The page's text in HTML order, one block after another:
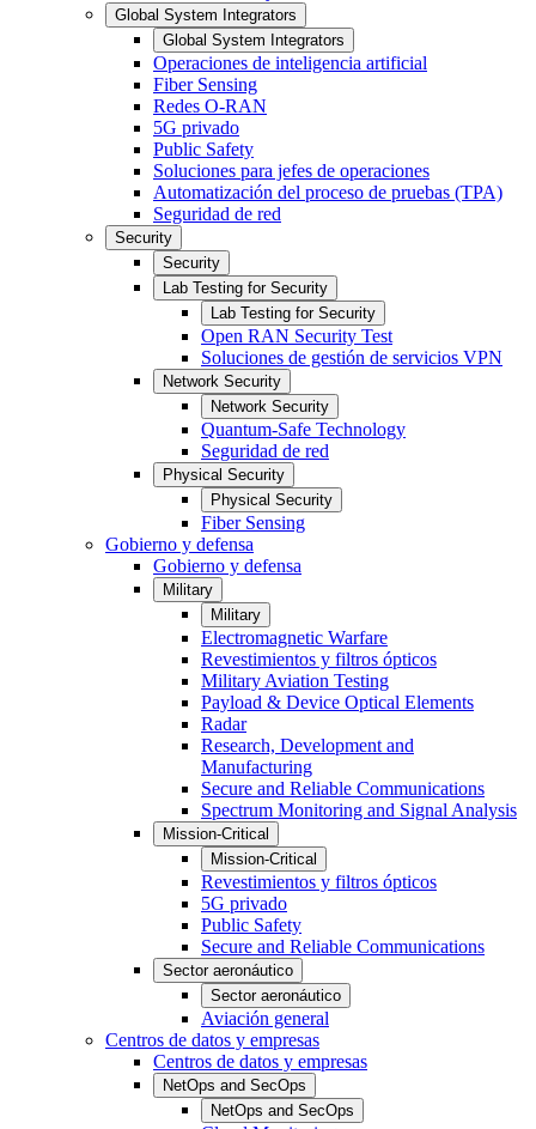
Global System Integrators
Global System Integrators
Operaciones de inteligencia artificial
Fiber Sensing
Redes O-RAN
5G privado
Public Safety
Soluciones para jefes de operaciones
Automatización del proceso de pruebas (TPA)
Seguridad de red
Security
Security
Lab Testing for Security
Lab Testing for Security
Open RAN Security Test
Soluciones de gestión de servicios VPN
Network Security
Network Security
Quantum-Safe Technology
Seguridad de red
Physical Security
Physical Security
Fiber Sensing
Gobierno y defensa
Gobierno y defensa
Military
Military
Electromagnetic Warfare
Revestimientos y filtros ópticos
Military Aviation Testing
Payload & Device Optical Elements
Radar
Research, Development and
Manufacturing
Secure and Reliable Communications
Spectrum Monitoring and Signal Analysis
Mission-Critical
Mission-Critical
Revestimientos y filtros ópticos
5G privado
Public Safety
Secure and Reliable Communications
Sector aeronáutico
Sector aeronáutico
Aviación general
Centros de datos y empresas
Centros de datos y empresas
NetOps and SecOps
NetOps and SecOps